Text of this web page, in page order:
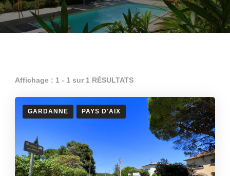
Affichage : 1 - 1 sur 1 RÉSULTATS
GARDANNE PAYS D'AIX